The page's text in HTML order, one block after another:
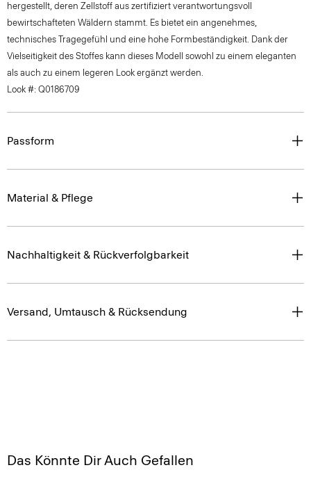
hergestellt, deren Zellstoff aus zertifiziert verantwortungsvoll
bewirtschafteten Wäldern stammt. Es bietet ein angenehmes,
technisches Tragegefühl und eine hohe Formbeständigkeit. Dank der
Vielseitigkeit des Stoffes kann dieses Modell sowohl zu einem eleganten
als auch zu einem legeren Look ergänzt werden.
Look #: Q0186709
Passform
Material & Pflege
Nachhaltigkeit & Rückverfolgbarkeit
Versand, Umtausch & Rücksendung
Das Könnte Dir Auch Gefallen